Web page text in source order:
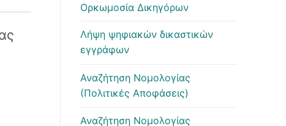
Ορκωμοσία Δικηγόρων
Λήψη ψηφιακών δικαστικών
εγγράφων
Αναζήτηση Νομολογίας
(Πολιτικές Αποφάσεις)
Αναζήτηση Νομολογίας